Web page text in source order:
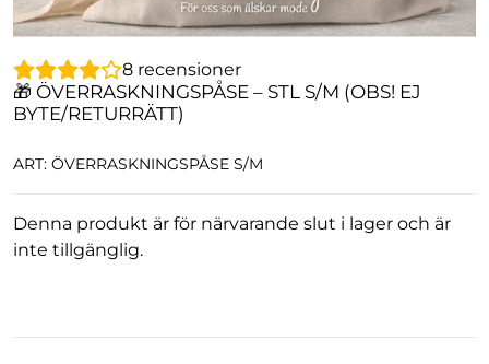
8 recensioner
🎁 ÖVERRASKNINGSPÅSE – STL S/M (OBS! EJ
BYTE/RETURRÄTT)
ART: ÖVERRASKNINGSPÅSE S/M
Denna produkt är för närvarande slut i lager och är
inte tillgänglig.